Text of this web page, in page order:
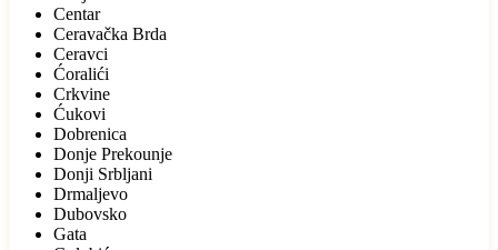
Centar
Ceravačka Brda
Ceravci
Ćoralići
Crkvine
Ćukovi
Dobrenica
Donje Prekounje
Donji Srbljani
Drmaljevo
Dubovsko
Gata